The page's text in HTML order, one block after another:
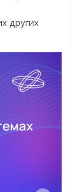
других